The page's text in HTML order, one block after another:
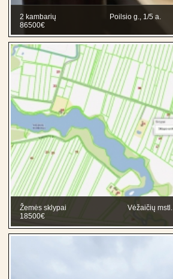
2 kambarių
Poilsio g., 1/5 a.
86500€
Žemės sklypai
Vėžaičių mstl.
18500€